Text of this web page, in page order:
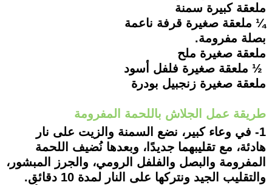
ملعقة كبيرة سمنة
¼ ملعقة صغيرة قرفة ناعمة
بصلة مفرومة.
ملعقة صغيرة ملح
½ ملعقة صغيرة فلفل أسود
ملعقة صغيرة زنجبيل بودرة
طريقة عمل الجلاش باللحمة المفرومة
1- في وعاء كبير، نضع السمنة والزيت على نار
هادئة، مع تقليبهما جديدًا، وبعدها نُضيف اللحمة
المفرومة والبصل والفلفل الرومي، والجرز المبشور،
والتقليب الجيد ونتركها على النار لمدة 10 دقائق.